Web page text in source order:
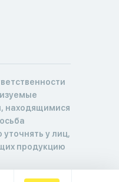
находящимися
у лиц,
продукцию